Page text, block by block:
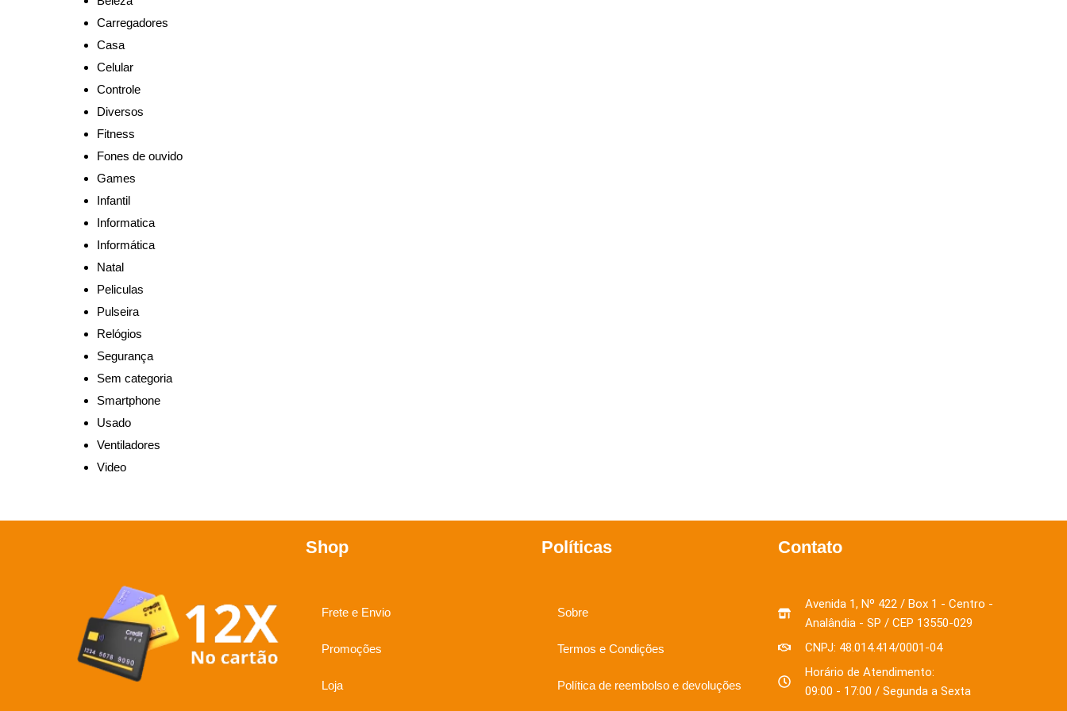
Carregadores
Casa
Celular
Controle
Diversos
Fitness
Fones de ouvido
Games
Infantil
Informatica
Informática
Natal
Peliculas
Pulseira
Relógios
Segurança
Sem categoria
Smartphone
Usado
Ventiladores
Video
Shop
Frete e Envio
Promoções
Loja
Políticas
Sobre
Termos e Condições
Política de reembolso e devoluções
Contato
Avenida 1, Nº 422 / Box 1 - Centro -
Analândia - SP / CEP 13550-029
CNPJ: 48.014.414/0001-04
Horário de Atendimento:
09:00 - 17:00 / Segunda a Sexta